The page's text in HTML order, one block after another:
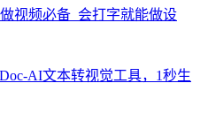
视频必备_会打字就能做设
AI文本转视觉工具，1秒生